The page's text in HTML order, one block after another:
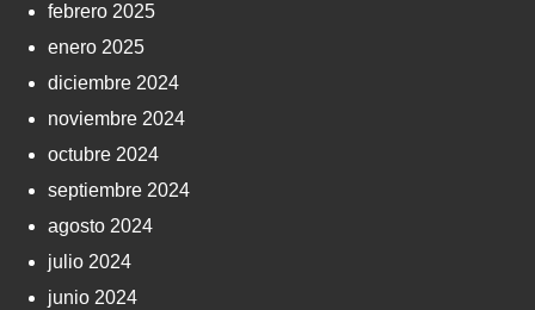
febrero 2025
enero 2025
diciembre 2024
noviembre 2024
octubre 2024
septiembre 2024
agosto 2024
julio 2024
junio 2024